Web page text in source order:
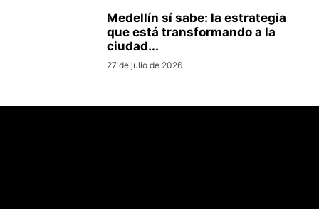
Medellín sí sabe: la estrategia
que está transformando a la
ciudad...
27 de julio de 2026